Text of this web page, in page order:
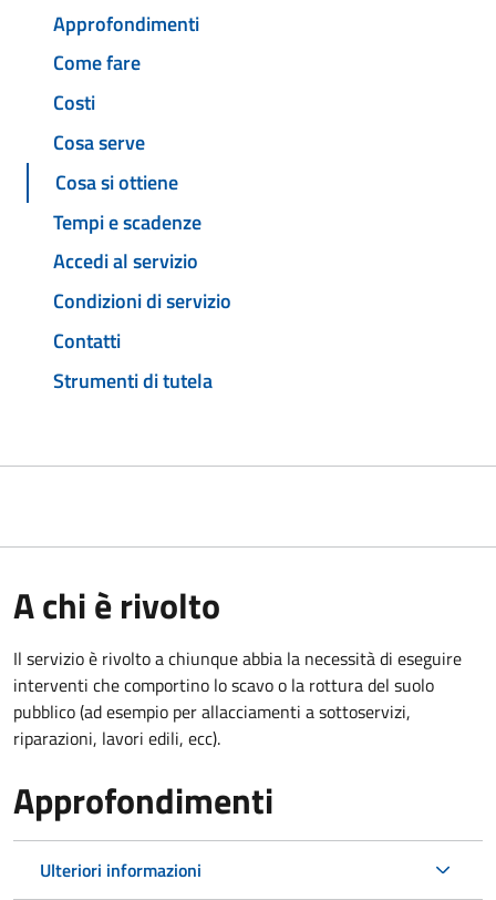
Approfondimenti
Come fare
Costi
Cosa serve
Cosa si ottiene
Tempi e scadenze
Accedi al servizio
Condizioni di servizio
Contatti
Strumenti di tutela
A chi è rivolto
Il servizio è rivolto a chiunque abbia la necessità di eseguire
interventi che comportino lo scavo o la rottura del suolo
pubblico (ad esempio per allacciamenti a sottoservizi,
riparazioni, lavori edili, ecc).
Approfondimenti
Ulteriori informazioni